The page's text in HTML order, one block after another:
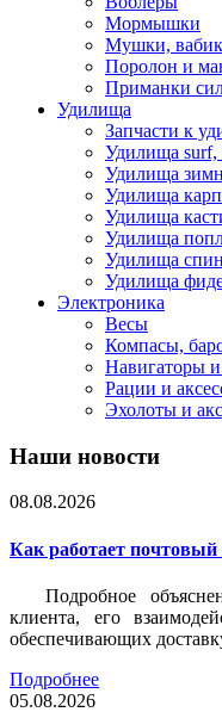
Мормышки
Мушки,
Поролон и
Приманки
Удилища
Запчасти к
Удилища surf,
Удилища
Удилища
Удилища
Удилища
Удилища
Удилища
Электроника
Весы
Компасы,
Навигаторы и
Рации и
Эхолоты и
Наши новости
08.08.2026
Как работает почтовый
Подробное
клиента, его
обеспечивающих
Подробнее
05.08.2026